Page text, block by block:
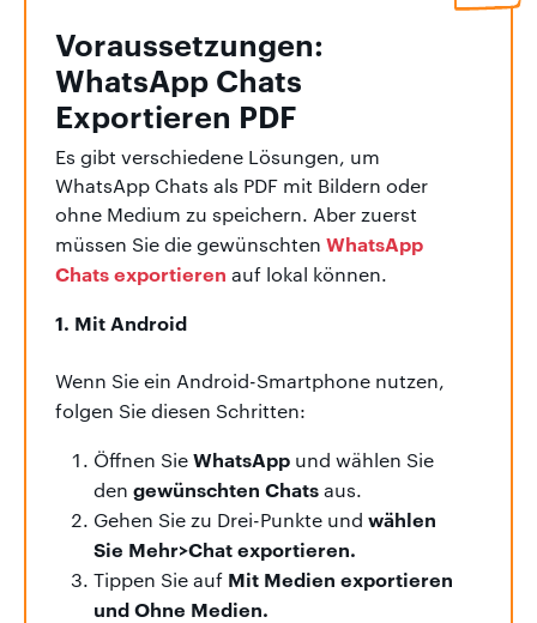
Voraussetzungen:
WhatsApp Chats
Exportieren PDF
Es gibt verschiedene Lösungen, um
WhatsApp Chats als PDF mit Bildern oder
ohne Medium zu speichern. Aber zuerst
müssen Sie die gewünschten WhatsApp
Chats exportieren auf lokal können.
1. Mit Android
Wenn Sie ein Android-Smartphone nutzen,
folgen Sie diesen Schritten:
Öffnen SieWhatsApp und wählen Sie
den gewünschten Chatsaus.
Gehen Sie zu Drei-Punkte und wählen
Sie Mehr>Chat exportieren.
Tippen Sie auf Mit Medien exportieren
und Ohne Medien.